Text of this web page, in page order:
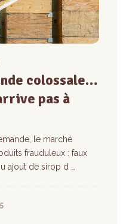
colossale…
pas à
le marché
frauduleux : faux
ajout de sirop d …